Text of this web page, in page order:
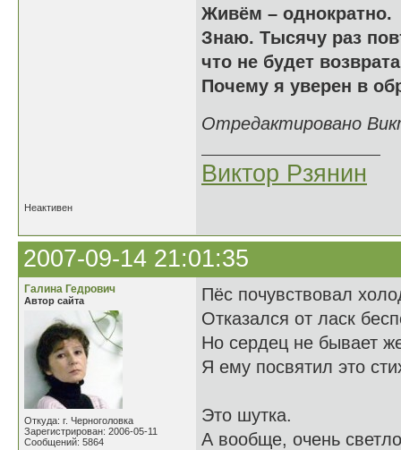
Живём – однократно.
Знаю. Тысячу раз
что не будет
Почему я уверен в
Отредактировано
Виктор Рзянин
Неактивен
2007-09-14 21:01:35
Галина Гедрович
Автор сайта
Откуда: г. Черноголовка
Зарегистрирован: 2006-05-11
Сообщений: 5864
Пёс почувствовал
Отказался от ласк
Но сердец не бывает
Я ему посвятил это
Это шутка.
А вообще, очень